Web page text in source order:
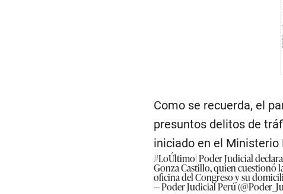
Como se recuerda, el
presuntos delitos de
iniciado en el
#LoÚltimo| Poder Judicial
Gonza Castillo, quien cuestionó
oficina del Congreso y su
— Poder Judicial Perú